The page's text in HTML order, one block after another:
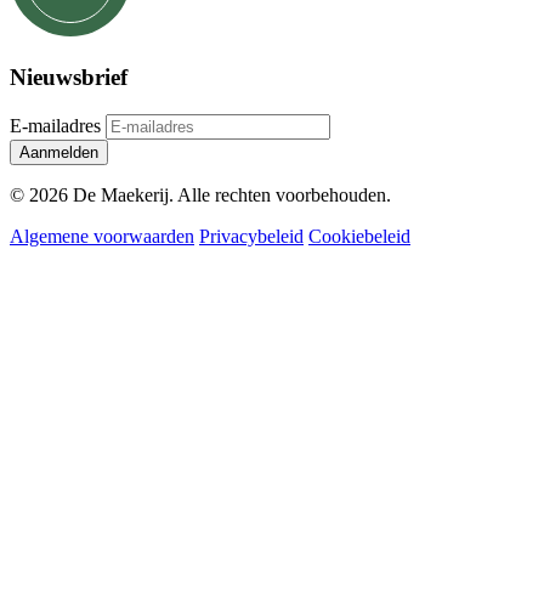
Nieuwsbrief
E-mailadres
Aanmelden
© 2026 De Maekerij. Alle rechten voorbehouden.
Algemene voorwaarden Privacybeleid Cookiebeleid